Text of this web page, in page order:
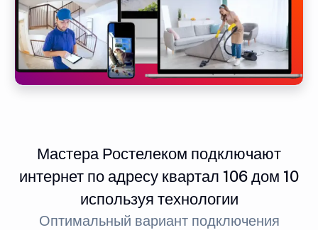
Мастера Ростелеком подключают
интернет по адресу квартал 106 дом 10
используя технологии
Оптимальный вариант подключения